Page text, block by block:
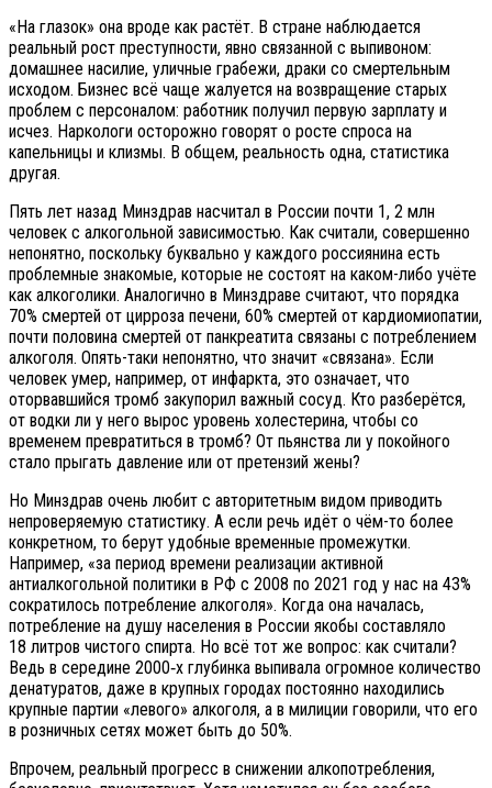
«На глазок» она вроде как растёт. В стране наблюдается
реальный рост преступности, явно связанной с выпивоном:
домашнее насилие, уличные грабежи, драки со смертельным
исходом. Бизнес всё чаще жалуется на возвращение старых
проблем с персоналом: работник получил первую зарплату и
исчез. Наркологи осторожно говорят о росте спроса на
капельницы и клизмы. В общем, реальность одна, статистика
другая.
Пять лет назад Минздрав насчитал в России почти 1, 2 млн
человек с алкогольной зависимостью. Как считали, совершенно
непонятно, поскольку буквально у каждого россиянина есть
проблемные знакомые, которые не состоят на каком-либо учёте
как алкоголики. Аналогично в Минздраве считают, что порядка
70% смертей от цирроза печени, 60% смертей от кардиомиопатии,
почти половина смертей от панкреатита связаны с потреблением
алкоголя. Опять-таки непонятно, что значит «связана». Если
человек умер, например, от инфаркта, это означает, что
оторвавшийся тромб закупорил важный сосуд. Кто разберётся,
от водки ли у него вырос уровень холестерина, чтобы со
временем превратиться в тромб? От пьянства ли у покойного
стало прыгать давление или от претензий жены?
Но Минздрав очень любит с авторитетным видом приводить
непроверяемую статистику. А если речь идёт о чём-то более
конкретном, то берут удобные временные промежутки.
Например, «за период времени реализации активной
антиалкогольной политики в РФ с 2008 по 2021 год у нас на 43%
сократилось потребление алкоголя». Когда она началась,
потребление на душу населения в России якобы составляло
18 литров чистого спирта. Но всё тот же вопрос: как считали?
Ведь в середине 2000‑х глубинка выпивала огромное количество
денатуратов, даже в крупных городах постоянно находились
крупные партии «левого» алкоголя, а в милиции говорили, что его
в розничных сетях может быть до 50%.
Впрочем, реальный прогресс в снижении алкопотребления,